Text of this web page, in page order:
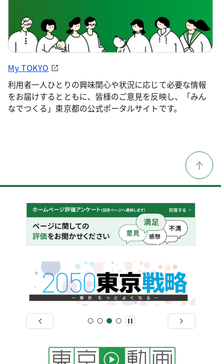
My TOKYO
利用者一人ひとりの興味関心や状況に応じて必要な情報
をお届けするとともに、皆様のご意見を反映し、「みん
なでつくる」東京都の公式ポータルサイトです。